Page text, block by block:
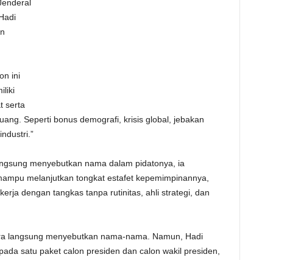
ini
serta
Seperti bonus demografi, krisis global, jebakan
menyebutkan nama dalam pidatonya, ia
melanjutkan tongkat estafet kepemimpinannya,
dengan tangkas tanpa rutinitas, ahli strategi, dan
langsung menyebutkan nama-nama. Namun, Hadi
satu paket calon presiden dan calon wakil presiden,